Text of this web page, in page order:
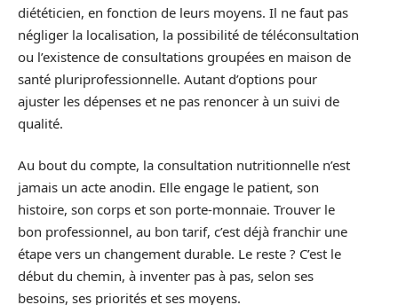
diététicien, en fonction de leurs moyens. Il ne faut pas
négliger la localisation, la possibilité de téléconsultation
ou l’existence de consultations groupées en maison de
santé pluriprofessionnelle. Autant d’options pour
ajuster les dépenses et ne pas renoncer à un suivi de
qualité.
Au bout du compte, la consultation nutritionnelle n’est
jamais un acte anodin. Elle engage le patient, son
histoire, son corps et son porte-monnaie. Trouver le
bon professionnel, au bon tarif, c’est déjà franchir une
étape vers un changement durable. Le reste ? C’est le
début du chemin, à inventer pas à pas, selon ses
besoins, ses priorités et ses moyens.